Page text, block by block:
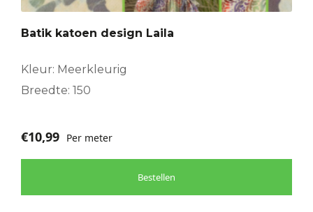
Batik katoen design Laila
Kleur: Meerkleurig
Breedte: 150
€10,99 Per meter
Bestellen